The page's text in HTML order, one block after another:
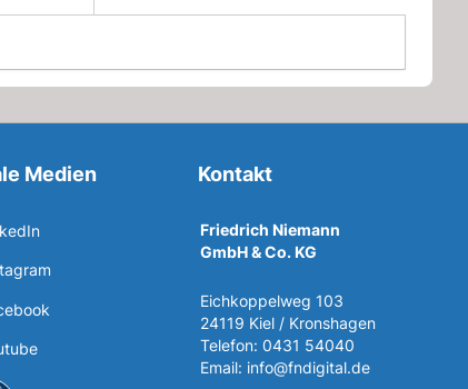
Medien Kontakt
Friedrich Niemann
GmbH & Co. KG
Eichkoppelweg 103
24119 Kiel / Kronshagen
Telefon: 0431 54040
Email: info@fndigital.de